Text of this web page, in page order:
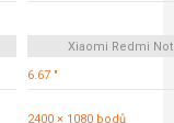
Xiaomi Redmi
6.67 "
2400 × 1080 bodů